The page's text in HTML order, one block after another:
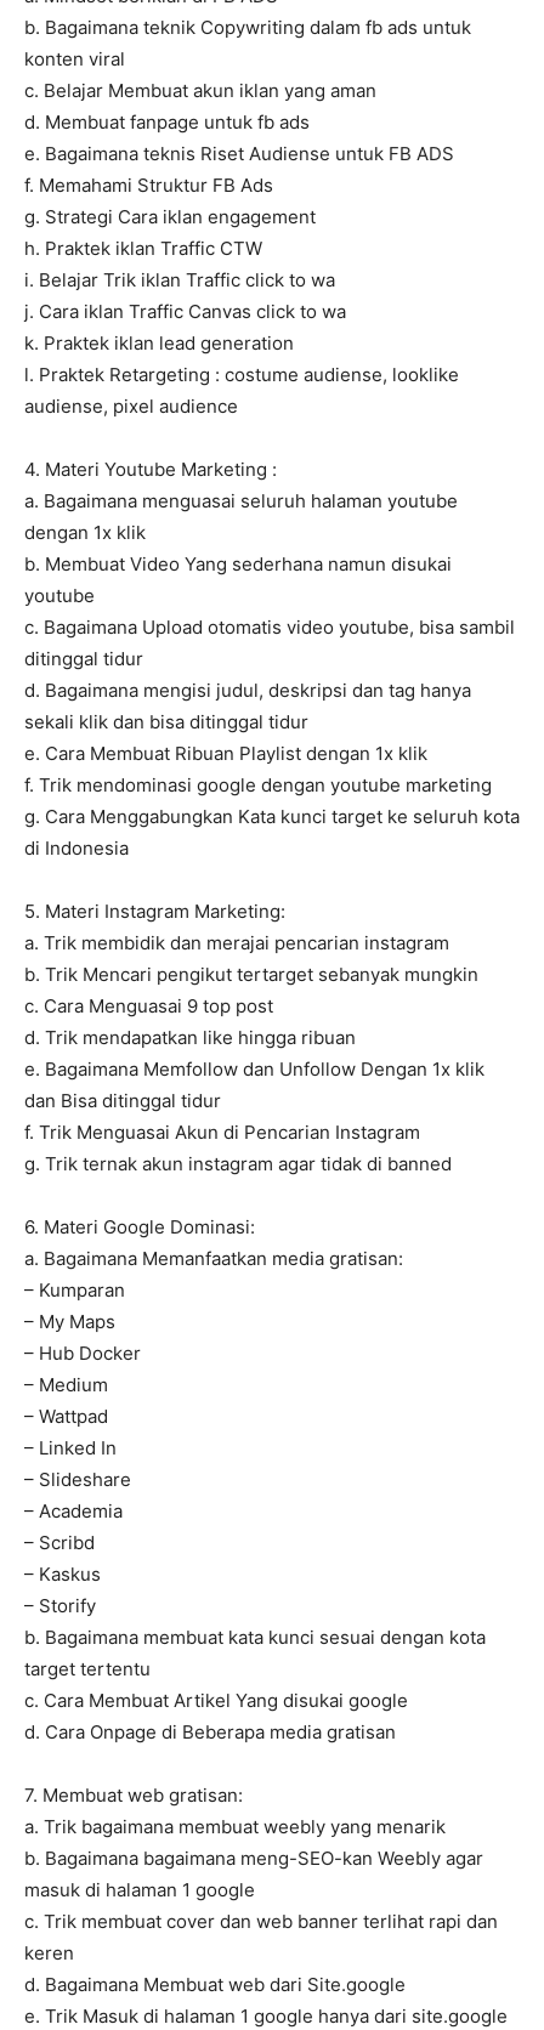
b. Bagaimana teknik Copywriting dalam fb ads untuk
konten viral
c. Belajar Membuat akun iklan yang aman
d. Membuat fanpage untuk fb ads
e. Bagaimana teknis Riset Audiense untuk FB ADS
f. Memahami Struktur FB Ads
g. Strategi Cara iklan engagement
h. Praktek iklan Traffic CTW
i. Belajar Trik iklan Traffic click to wa
j. Cara iklan Traffic Canvas click to wa
k. Praktek iklan lead generation
l. Praktek Retargeting : costume audiense, looklike
audiense, pixel audience
4. Materi Youtube Marketing :
a. Bagaimana menguasai seluruh halaman youtube
dengan 1x klik
b. Membuat Video Yang sederhana namun disukai
youtube
c. Bagaimana Upload otomatis video youtube, bisa sambil
ditinggal tidur
d. Bagaimana mengisi judul, deskripsi dan tag hanya
sekali klik dan bisa ditinggal tidur
e. Cara Membuat Ribuan Playlist dengan 1x klik
f. Trik mendominasi google dengan youtube marketing
g. Cara Menggabungkan Kata kunci target ke seluruh kota
di Indonesia
5. Materi Instagram Marketing:
a. Trik membidik dan merajai pencarian instagram
b. Trik Mencari pengikut tertarget sebanyak mungkin
c. Cara Menguasai 9 top post
d. Trik mendapatkan like hingga ribuan
e. Bagaimana Memfollow dan Unfollow Dengan 1x klik
dan Bisa ditinggal tidur
f. Trik Menguasai Akun di Pencarian Instagram
g. Trik ternak akun instagram agar tidak di banned
6. Materi Google Dominasi:
a. Bagaimana Memanfaatkan media gratisan:
– Kumparan
– My Maps
– Hub Docker
– Medium
– Wattpad
– Linked In
– Slideshare
– Academia
– Scribd
– Kaskus
– Storify
b. Bagaimana membuat kata kunci sesuai dengan kota
target tertentu
c. Cara Membuat Artikel Yang disukai google
d. Cara Onpage di Beberapa media gratisan
7. Membuat web gratisan:
a. Trik bagaimana membuat weebly yang menarik
b. Bagaimana bagaimana meng-SEO-kan Weebly agar
masuk di halaman 1 google
c. Trik membuat cover dan web banner terlihat rapi dan
keren
d. Bagaimana Membuat web dari Site.google
e. Trik Masuk di halaman 1 google hanya dari site.google